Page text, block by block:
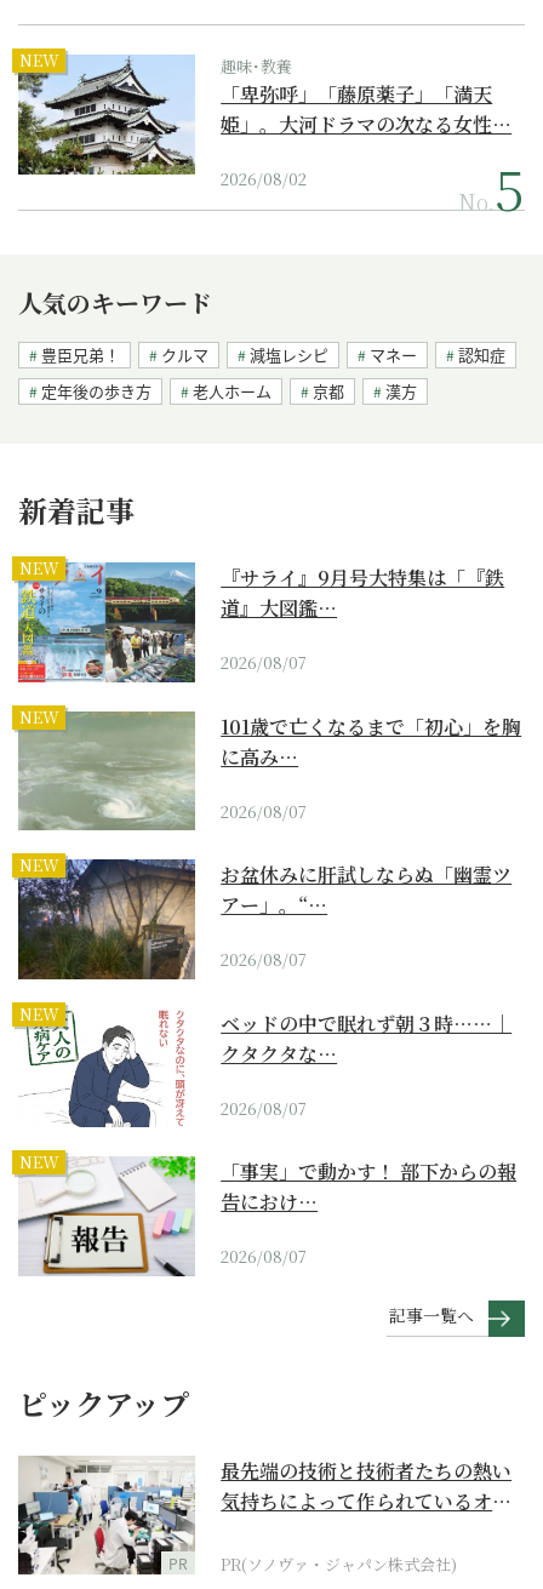
NEW 趣味･教養
「卑弥呼」「藤原薬子」「満天
姫」。大河ドラマの次なる女性…
2026/08/02
No.
人気のキーワード
豊臣兄弟！ クルマ 減塩レシピ マネー
認知症
定年後の歩き方
老人ホーム 京都 漢方
新着記事
NEW
『サライ』9月号大特集は「『鉄
道』大図鑑…
2026/08/07
NEW
101歳で亡くなるまで「初心」を胸
に高み…
2026/08/07
NEW
お盆休みに肝試しならぬ「幽霊ツ
アー」。“…
2026/08/07
NEW
ベッドの中で眠れず朝３時……｜
クタクタな…
2026/08/07
NEW
「事実」で動かす！ 部下からの報
告におけ…
2026/08/07
記事一覧へ
ピックアップ
PR
最先端の技術と技術者たちの熱い
気持ちによって作られているオー
PR(ソノヴァ・ジャパン株式会社)